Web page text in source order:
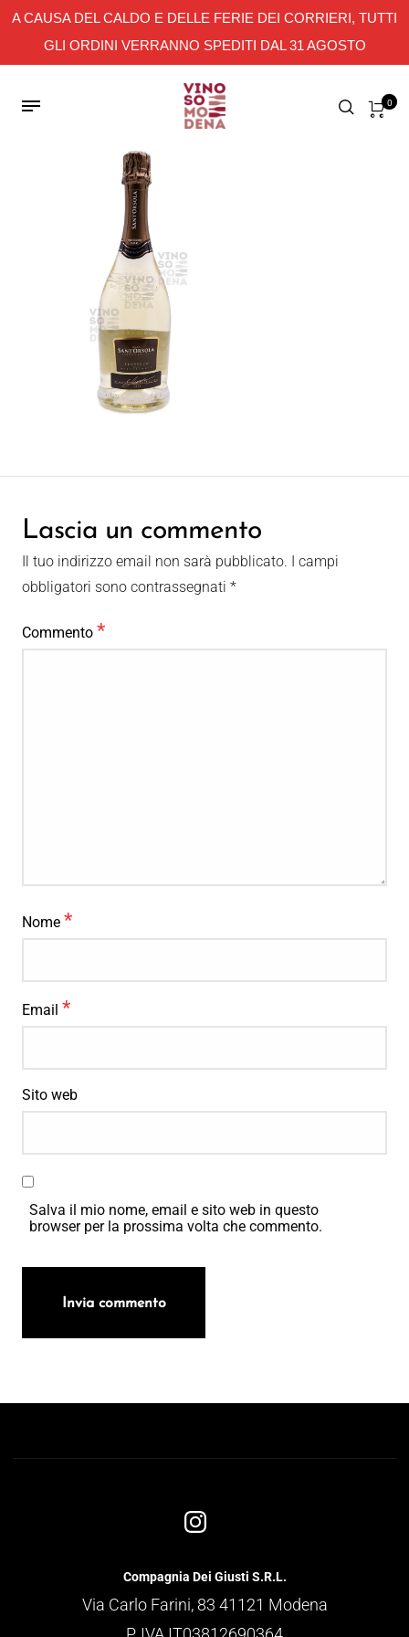
A CAUSA DEL CALDO E DELLE FERIE DEI CORRIERI, TUTTI
GLI ORDINI VERRANNO SPEDITI DAL 31 AGOSTO
0
Lascia un commento
Il tuo indirizzo email non sarà pubblicato. I campi
obbligatori sono contrassegnati *
Commento *
Nome *
Email *
Sito web
Salva il mio nome, email e sito web in questo
browser per la prossima volta che commento.
Compagnia Dei Giusti S.R.L.
Via Carlo Farini, 83 41121 Modena